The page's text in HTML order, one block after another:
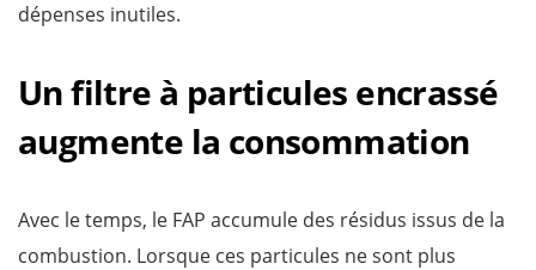
dépenses inutiles.
Un filtre à particules encrassé
augmente la consommation
Avec le temps, le FAP accumule des résidus issus de la
combustion. Lorsque ces particules ne sont plus